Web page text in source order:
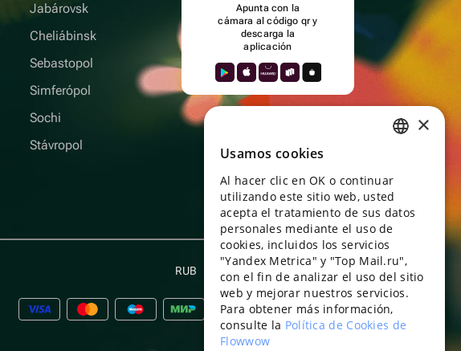
Jabárovsk
Cheliábinsk
Sebastopol
Simferópol
Sochi
Stávropol
Apunta con la
cámara al código qr y
descarga la
aplicación
RUB Español
ENGLISH
UKRAINIAN
PORTUGUESE
SPANISH
HUNGARIAN
ITALIAN
×
Usamos cookies
Al hacer clic en OK o continuar
utilizando este sitio web, usted
acepta el tratamiento de sus datos
personales mediante el uso de
cookies, incluidos los servicios
"Yandex Metrica" y "Top Mail.ru",
con el fin de analizar el uso del sitio
web y mejorar nuestros servicios.
Para obtener más información,
consulte la Política de Cookies de
Flowwow